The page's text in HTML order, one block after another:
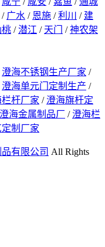
/ 广水 / 恩施 /利川 / 建
桃 /潜江 / 天门 /神农架
澄海不锈钢生产厂家 /
澄海单元门定制生产 /
栏杆厂家 / 澄海旗杆定
澄海金属制品厂 / 澄海栏
制厂家
有限公司 All Rights